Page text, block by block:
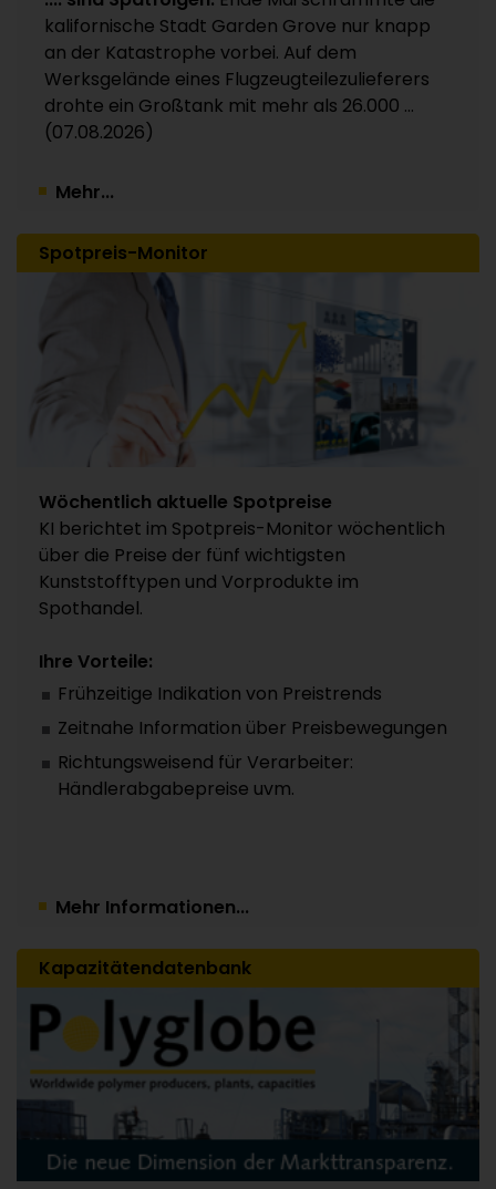
Kunststoffverpackungen an Investor Apax
Partners / 15 Werke betroffen
30.07.2026
kalifornische Stadt Garden Grove nur knapp
an der Katastrophe vorbei. Auf dem
Werksgelände eines Flugzeugteilezulieferers
drohte ein Großtank mit mehr als 26.000 ...
(07.08.2026)
Mehr...
Spotpreis-Monitor
Wöchentlich aktuelle Spotpreise
KI berichtet im Spotpreis-Monitor wöchentlich
über die Preise der fünf wichtigsten
Kunststofftypen und Vorprodukte im
Spothandel.
Ihre Vorteile:
Frühzeitige Indikation von Preistrends
Zeitnahe Information über Preisbewegungen
Richtungsweisend für Verarbeiter:
Händlerabgabepreise uvm.
Mehr Informationen...
Kapazitätendatenbank